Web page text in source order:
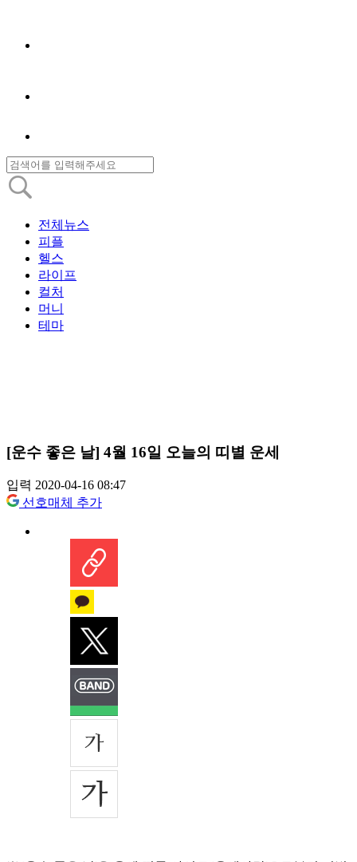
전체뉴스
피플
헬스
라이프
컬처
머니
테마
[운수 좋은 날] 4월 16일 오늘의 띠별 운세
입력 2020-04-16 08:47
선호매체 추가